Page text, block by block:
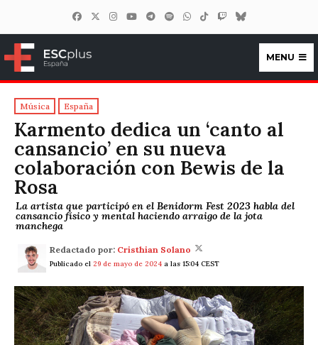
ESCplus España
MENU
Música España
Karmento dedica un ‘canto al
cansancio’ en su nueva
colaboración con Bewis de la
Rosa
La artista que participó en el Benidorm Fest 2023 habla del
cansancio físico y mental haciendo arraigo de la jota
manchega
Redactado por: Cristhian Solano
Publicado el 29 de mayo de 2024 a las 15:04 CEST